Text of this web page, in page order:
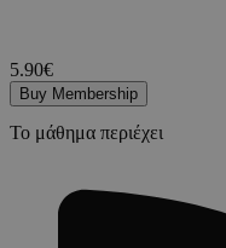
5.90€
Buy Membership
Το μάθημα περιέχει